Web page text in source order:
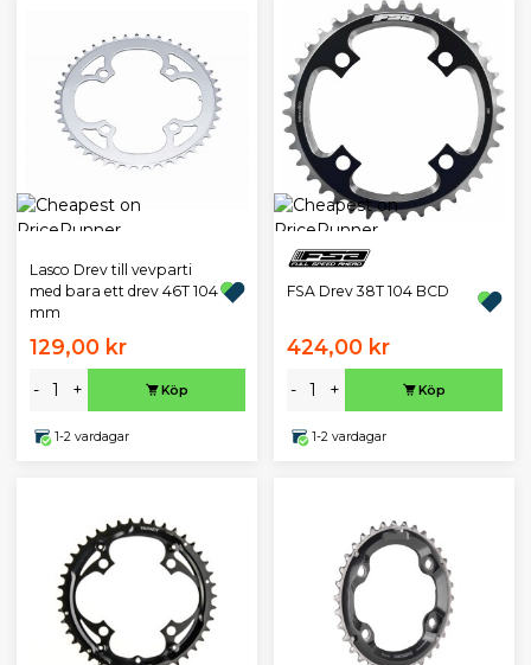
Lasco Drev till vevparti
med bara ett drev 46T 104
mm
129,00 kr
- + Köp
1-2 vardagar
FSA Drev 38T 104 BCD
424,00 kr
- + Köp
1-2 vardagar